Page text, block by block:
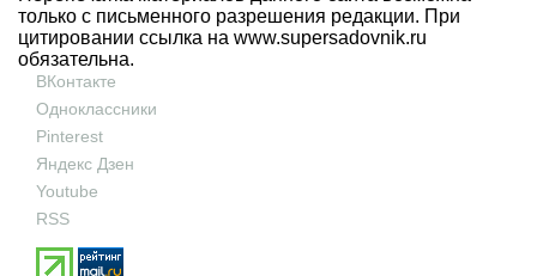
только с письменного разрешения редакции. При
цитировании ссылка на www.supersadovnik.ru
обязательна.
ВКонтакте
Одноклассники
Pinterest
Яндекс Дзен
Youtube
RSS